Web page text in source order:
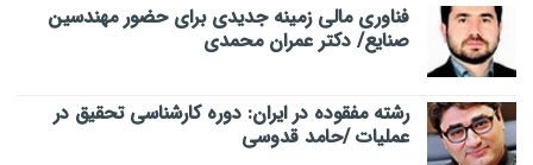
فناوری مالی زمینه جدیدی برای حضور مهندسین
صنایع/ دکتر عمران محمدی
رشته مفقوده در ایران: دوره کارشناسی تحقیق در
عملیات /حامد قدوسی